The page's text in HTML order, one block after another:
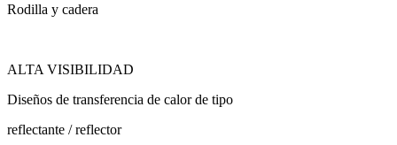
Rodilla y cadera
ALTA VISIBILIDAD
Diseños de transferencia de calor de tipo
reflectante / reflector